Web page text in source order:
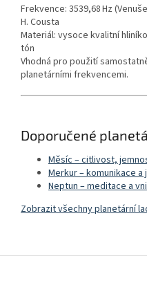
Frekvence: 3539,68 Hz
H. Cousta
Materiál: vysoce kvalitní
tón
Vhodná pro použití
planetárními frekvencemi.
Doporučené
Měsíc – citlivost,
Merkur – komunikace
Neptun – meditace a
Zobrazit všechny planetární